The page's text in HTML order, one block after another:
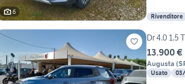
6
Rivenditore
Dr 4.0 1.5
13.900 €
Augusta (
Usato